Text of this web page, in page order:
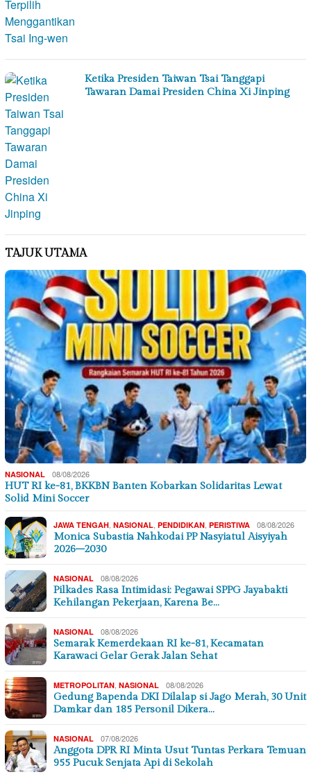
Ketika Presiden Taiwan Tsai Tanggapi
Tawaran Damai Presiden China Xi Jinping
TAJUK UTAMA
NASIONAL 08/08/2026
HUT RI ke-81, BKKBN Banten Kobarkan Solidaritas Lewat
Solid Mini Soccer
JAWA TENGAH NASIONAL PENDIDIKAN PERISTIWA 08/08/2026
Monica Subastia Nahkodai PP Nasyiatul Aisyiyah
2026–2030
NASIONAL 08/08/2026
Pilkades Rasa Intimidasi: Pegawai SPPG Jayabakti
Kehilangan Pekerjaan, Karena Be…
NASIONAL 08/08/2026
Semarak Kemerdekaan RI ke-81, Kecamatan
Karawaci Gelar Gerak Jalan Sehat
METROPOLITAN NASIONAL 08/08/2026
Gedung Bapenda DKI Dilalap si Jago Merah, 30 Unit
Damkar dan 185 Personil Dikera…
NASIONAL 07/08/2026
Anggota DPR RI Minta Usut Tuntas Perkara Temuan
955 Pucuk Senjata Api di Sekolah